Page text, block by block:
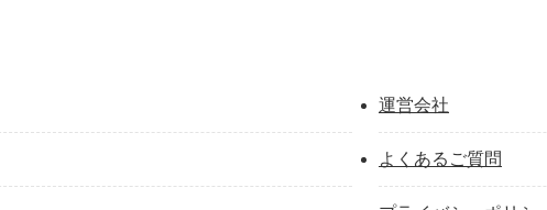
運営会社
よくあるご質問